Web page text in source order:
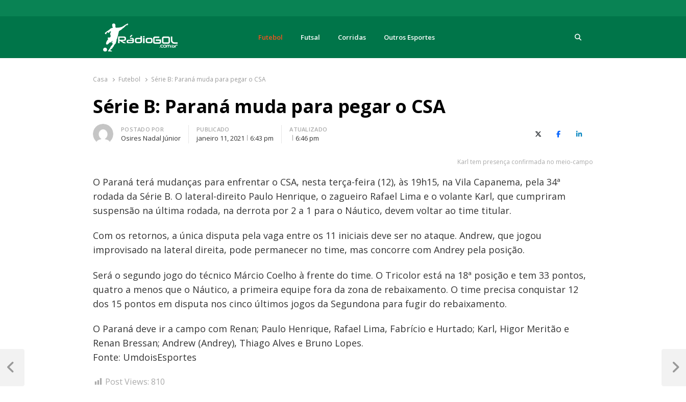
Rádio Gol
Há mais de 20 anos com as melhores coberturas
Futebol Futsal Corridas Outros Esportes
Casa Futebol Série B: Paraná muda para pegar o CSA
Série B: Paraná muda para pegar o CSA
Autor
POSTADO POR
Osires Nadal Júnior
PUBLICADO
janeiro 11, 2021 6:43 pm
ATUALIZADO
6:46 pm X (Twitter)FacebookO LinkedIn
Karl tem presença confirmada no meio-campo
O Paraná terá mudanças para enfrentar o CSA, nesta terça-feira (12), às 19h15, na Vila Capanema, pela 34ª
rodada da Série B. O lateral-direito Paulo Henrique, o zagueiro Rafael Lima e o volante Karl, que cumpriram
suspensão na última rodada, na derrota por 2 a 1 para o Náutico, devem voltar ao time titular.
Com os retornos, a única disputa pela vaga entre os 11 iniciais deve ser no ataque. Andrew, que jogou
improvisado na lateral direita, pode permanecer no time, mas concorre com Andrey pela posição.
Será o segundo jogo do técnico Márcio Coelho à frente do time. O Tricolor está na 18ª posição e tem 33 pontos,
quatro a menos que o Náutico, a primeira equipe fora da zona de rebaixamento. O time precisa conquistar 12
dos 15 pontos em disputa nos cinco últimos jogos da Segundona para fugir do rebaixamento.
O Paraná deve ir a campo com Renan; Paulo Henrique, Rafael Lima, Fabrício e Hurtado; Karl, Higor Meritão e
Renan Bressan; Andrew (Andrey), Thiago Alves e Bruno Lopes.
Fonte: UmdoisEsportes
Post Views: 810
Navegação
de
Post